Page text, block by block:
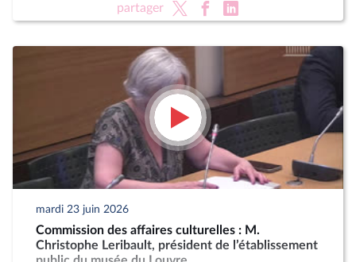
partager
mardi 23 juin 2026
Commission des affaires culturelles : M.
Christophe Leribault, président de l’établissement